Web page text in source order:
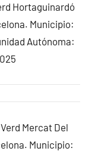
Hortaguinardó
Municipio:
Autónoma:
Mercat Del
Municipio: